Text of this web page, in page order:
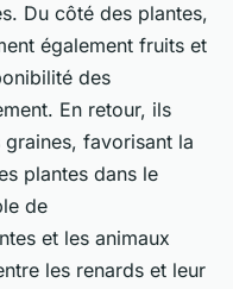
Du côté des plantes,
également fruits et
des
En retour, ils
favorisant la
plantes dans le
de
et les animaux
les renards et leur